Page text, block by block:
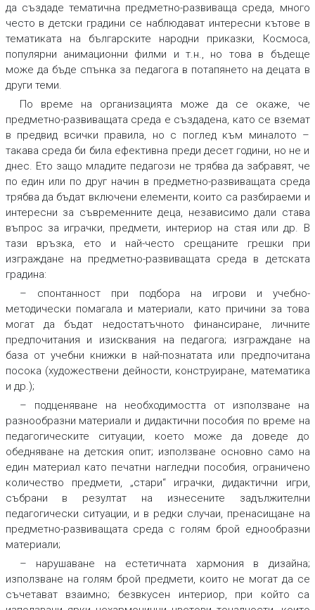
да създаде тематична предметно-развиваща среда, много
често в детски градини се наблюдават интересни кътове в
тематиката на българските народни приказки, Космоса,
популярни анимационни филми и т.н., но това в бъдеще
може да бъде спънка за педагога в потапянето на децата в
други теми.
По време на организацията може да се окаже, че
предметно-развиващата среда е създадена, като се вземат
в предвид всички правила, но с поглед към миналото –
такава среда би била ефективна преди десет години, но не и
днес. Ето защо младите педагози не трябва да забравят, че
по един или по друг начин в предметно-развиващата среда
трябва да бъдат включени елементи, които са разбираеми и
интересни за съвременните деца, независимо дали става
въпрос за играчки, предмети, интериор на стая или др. В
тази връзка, ето и най-често срещаните грешки при
изграждане на предметно-развиващата среда в детската
градина:
– спонтанност при подбора на игрови и учебно-
методически помагала и материали, като причини за това
могат да бъдат недостатъчното финансиране, личните
предпочитания и изисквания на педагога; изграждане на
база от учебни книжки в най-познатата или предпочитана
посока (художествени дейности, конструиране, математика
и др.);
– подценяване на необходимостта от използване на
разнообразни материали и дидактични пособия по време на
педагогическите ситуации, което може да доведе до
обедняване на детския опит; използване основно само на
един материал като печатни нагледни пособия, ограничено
количество предмети, „стари“ играчки, дидактични игри,
събрани в резултат на изнесените задължителни
педагогически ситуации, и в редки случаи, пренасищане на
предметно-развиващата среда с голям брой еднообразни
материали;
– нарушаване на естетичната хармония в дизайна;
използване на голям брой предмети, които не могат да се
съчетават взаимно; безвкусен интериор, при който са